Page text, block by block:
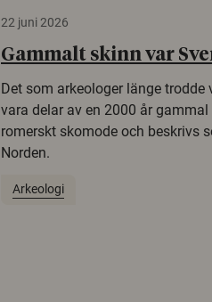
22 juni 2026
Gammalt skinn var
Det som arkeologer länge
vara delar av en 2000 år
romerskt skomode och beskrivs
Norden.
Arkeologi